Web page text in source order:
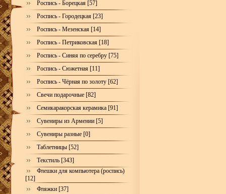
Роспись - Борецкая [57]
Роспись - Городецкая [23]
Роспись - Мезенская [14]
Роспись - Петриковская [18]
Роспись - Синяя по серебру [75]
Роспись - Сюжетная [11]
Роспись - Чёрная по золоту [62]
Свечи подарочные [82]
Семикаракорская керамика [91]
Сувениры из Армении [5]
Сувениры разные [0]
Таблетницы [52]
Текстиль [343]
Флешки для компьютера (роспись)
[12]
Фляжки [37]